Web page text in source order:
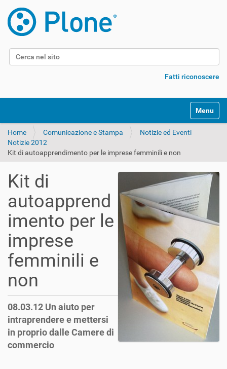
Cerca nel sito
Fatti riconoscere
Alterna
Home Comunicazione e Stampa
Notizie ed Eventi
Notizie 2012
Kit di autoapprendimento per le imprese femminili e non
Kit di
autoapprend
imento per le
imprese
femminili e
non
08.03.12 Un aiuto per
intraprendere e mettersi
in proprio dalle Camere di
commercio